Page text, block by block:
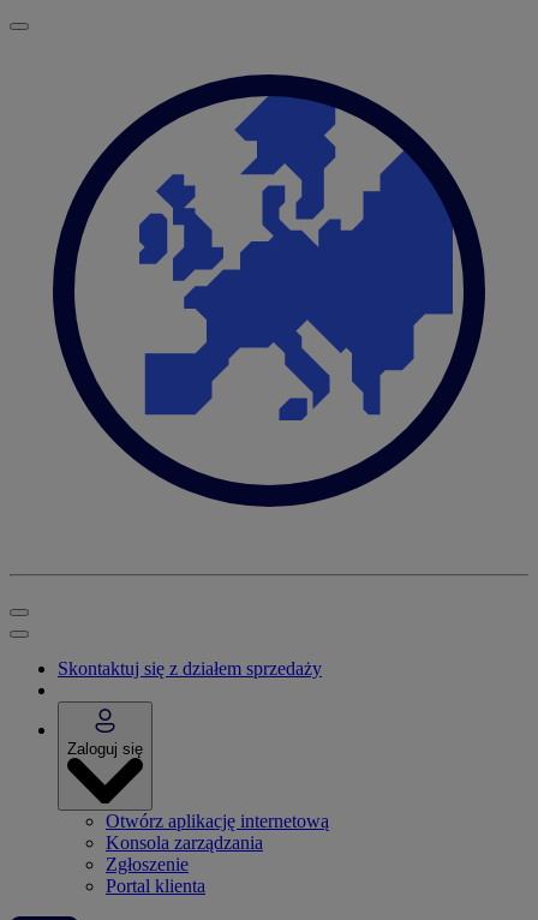
Skontaktuj się z działem sprzedaży
Zaloguj się
Otwórz aplikację internetową
Konsola zarządzania
Zgłoszenie
Portal klienta